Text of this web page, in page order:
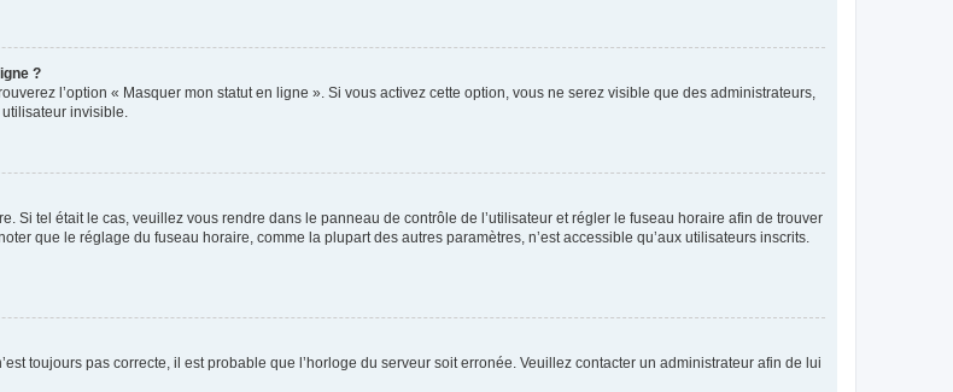
?
l’option « Masquer mon statut en ligne ». Si vous activez cette option, vous ne serez visible que des administrateurs,
invisible.
Si tel était le cas, veuillez vous rendre dans le panneau de contrôle de l’utilisateur et régler le fuseau horaire afin de trouver
que le réglage du fuseau horaire, comme la plupart des autres paramètres, n’est accessible qu’aux utilisateurs inscrits.
toujours pas correcte, il est probable que l’horloge du serveur soit erronée. Veuillez contacter un administrateur afin de lui